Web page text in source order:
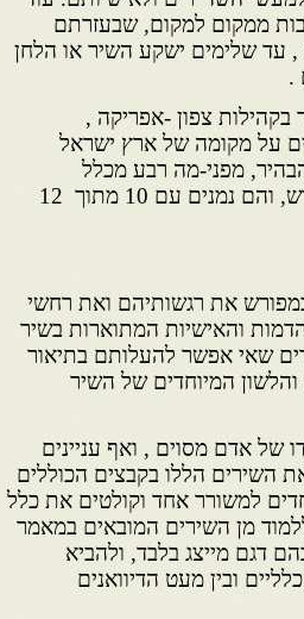
ממקום למקום, שבעזרתם
, עד שלימים ישקע השיר או הלחן
.
צפון -אפריקה ,
על מקומה של ארץ ישראל
מפני-מה רבע מכלל
הקדושים הנערצים על יהודי מארוקו באו מארץ הקודש, והם נמנים עם 10 מתוך 12
את רגשותיהם ואת רחשי
והאישיות המתוארות בשיר
שאי אפשר להעלותם בתיאור
והלשון המיוחדים של השיר
של אדם מסוים , ואף עניינים
השירים הללו בקבצים הכוללים
למשורר אחד וקולטים את כלל
מן השירים המובאים במאמר
דגם מייצג בלבד, ולהביא
ובין מעט הדיוואנים